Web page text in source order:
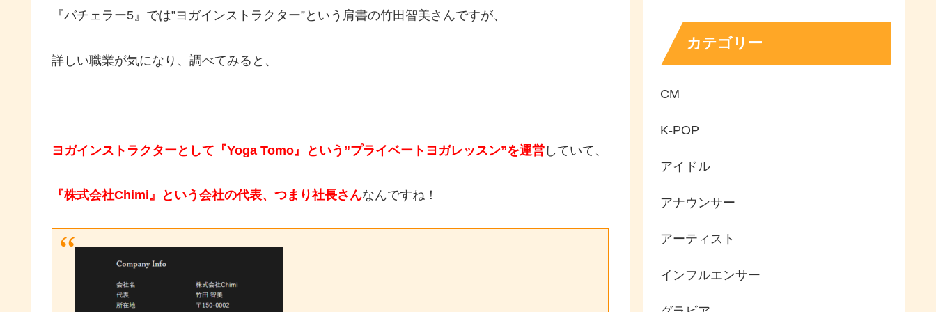
『バチェラー5』では”ヨガインストラクター”という肩書の竹田智美さんですが、
詳しい職業が気になり、調べてみると、
ヨガインストラクターとして『Yoga Tomo』という”プライベートヨガレッスン”を運営 していて、
『株式会社Chimi』という会社の代表、つまり社長さんなんですね！
カテゴリー
CM
K-POP
アイドル
アナウンサー
アーティスト
インフルエンサー